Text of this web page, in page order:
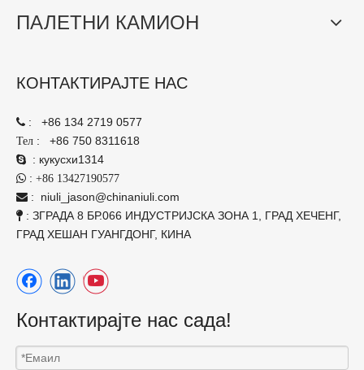
ПАЛЕТНИ КАМИОН
КОНТАКТИРАЈТЕ НАС
 : +86 134 2719 0577
Тел : +86 750 8311618
 : кукусхи1314
 : +86 13427190577
 : niuli_jason@chinaniuli.com
 : ЗГРАДА 8 БР.066 ИНДУСТРИЈСКА ЗОНА 1, ГРАД ХЕЧЕНГ,
ГРАД ХЕШАН ГУАНГДОНГ, КИНА
Контактирајте нас сада!